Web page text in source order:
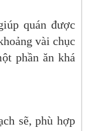
quán được
vài chục
phần ăn khá
sẽ, phù hợp